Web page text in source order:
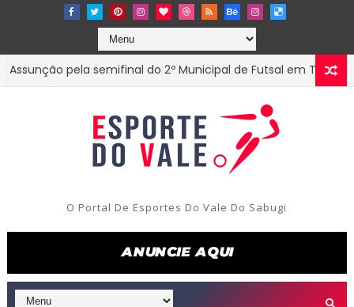
pela semifinal do 2º Municipal de Futsal em Tenório-PB
O Portal De Esportes Do Vale Do Sabugi